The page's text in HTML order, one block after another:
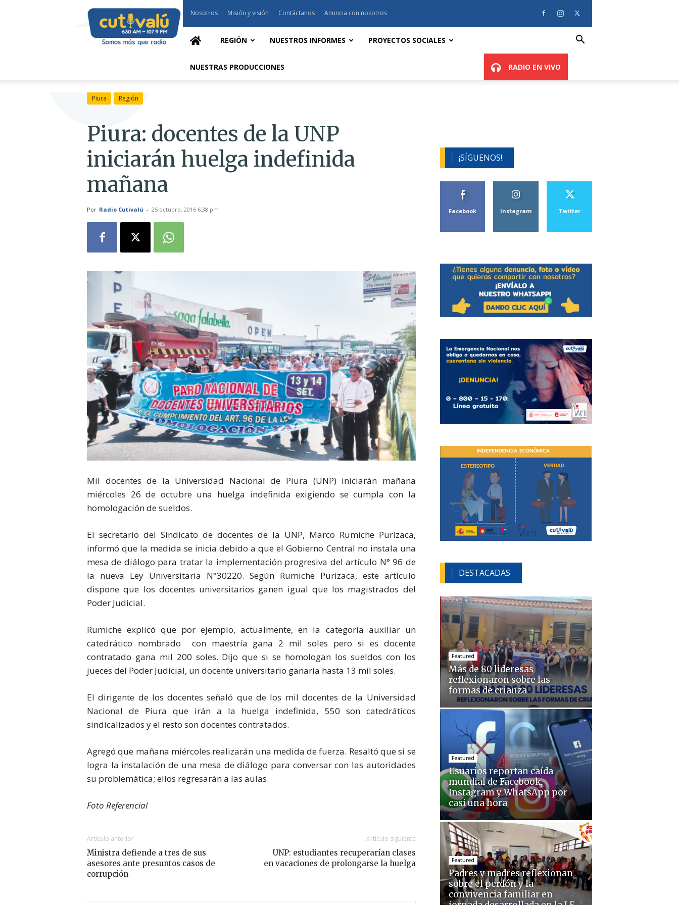
Cutivalú
Piura
Nosotros Misión y visión Contáctanos Anuncia con nosotros
REGIÓN NUESTROS INFORMES PROYECTOS SOCIALES
NUESTRAS PRODUCCIONES RADIO EN VIVO
Piura Región
Piura: docentes de la UNP
iniciarán huelga indefinida
mañana
Por Radio Cutivalú - 25 octubre, 2016 6:38 pm
Mil docentes de la Universidad Nacional de Piura (UNP) iniciarán mañana
miércoles 26 de octubre una huelga indefinida exigiendo se cumpla con la
homologación de sueldos.
El secretario del Sindicato de docentes de la UNP, Marco Rumiche Purizaca,
informó que la medida se inicia debido a que el Gobierno Central no instala una
mesa de diálogo para tratar la implementación progresiva del artículo N° 96 de
la nueva Ley Universitaria N°30220. Según Rumiche Purizaca, este artículo
dispone que los docentes universitarios ganen igual que los magistrados del
Poder Judicial.
Rumiche explicó que por ejemplo, actualmente, en la categoría auxiliar un
catedrático nombrado con maestría gana 2 mil soles pero si es docente
contratado gana mil 200 soles. Dijo que si se homologan los sueldos con los
jueces del Poder Judicial, un docente universitario ganaría hasta 13 mil soles.
El dirigente de los docentes señaló que de los mil docentes de la Universidad
Nacional de Piura que irán a la huelga indefinida, 550 son catedráticos
sindicalizados y el resto son docentes contratados.
Agregó que mañana miércoles realizarán una medida de fuerza. Resaltó que si se
logra la instalación de una mesa de diálogo para conversar con las autoridades
su problemática; ellos regresarán a las aulas.
Foto Referencial
Artículo anterior
Ministra defiende a tres de sus
asesores ante presuntos casos de
corrupción
Artículo siguiente
UNP: estudiantes recuperarían clases
en vacaciones de prolongarse la huelga
¡SÍGUENOS!
DESTACADAS
Featured
Más de 80 lideresas
reflexionaron sobre las
formas de crianza
Featured
Usuarios reportan caída
mundial de Facebook,
Instagram y WhatsApp por
casi una hora
Featured
Padres y madres reflexionan
sobre el perdón y la
convivencia familiar en